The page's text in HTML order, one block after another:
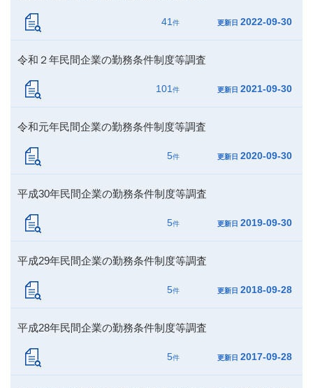
41件 更新日 2022-09-30
令和２年民間企業の勤務条件制度等調査
101件 更新日 2021-09-30
令和元年民間企業の勤務条件制度等調査
5件 更新日 2020-09-30
平成30年民間企業の勤務条件制度等調査
5件 更新日 2019-09-30
平成29年民間企業の勤務条件制度等調査
5件 更新日 2018-09-28
平成28年民間企業の勤務条件制度等調査
5件 更新日 2017-09-28